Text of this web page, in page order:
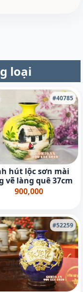
loại
#40785
hút lộc sơn mài
vẽ làng quê 37cm
900,000
#52259